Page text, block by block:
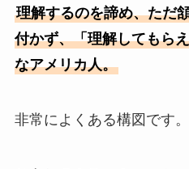
理解するのを諦め、ただ
付かず、「理解してもら
なアメリカ人。
非常によくある構図です。